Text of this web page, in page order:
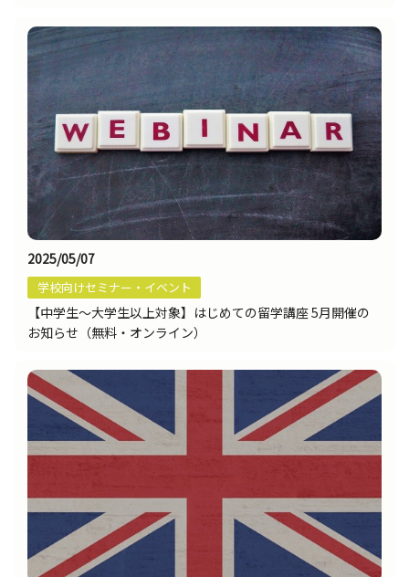
2025/05/07
学校向けセミナー・イベント
【中学生～大学生以上対象】はじめての留学講座 5月開催の
お知らせ（無料・オンライン）